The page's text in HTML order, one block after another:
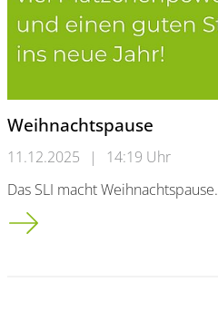
Weihnachtspause
11.12.2025 |
14:19 Uhr
Das SLI macht Weihnachtspause.
Weihnachtspause